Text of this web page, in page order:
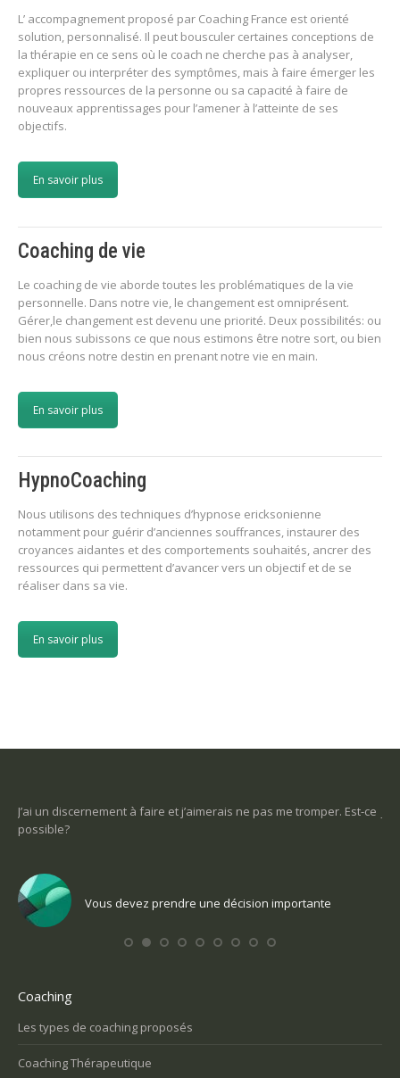
L’ accompagnement proposé par Coaching France est orienté
solution, personnalisé. Il peut bousculer certaines conceptions de
la thérapie en ce sens où le coach ne cherche pas à analyser,
expliquer ou interpréter des symptômes, mais à faire émerger les
propres ressources de la personne ou sa capacité à faire de
nouveaux apprentissages pour l’amener à l’atteinte de ses
objectifs.
En savoir plus
Coaching de vie
Le coaching de vie aborde toutes les problématiques de la vie
personnelle. Dans notre vie, le changement est omniprésent.
Gérer,le changement est devenu une priorité. Deux possibilités: ou
bien nous subissons ce que nous estimons être notre sort, ou bien
nous créons notre destin en prenant notre vie en main.
En savoir plus
HypnoCoaching
Nous utilisons des techniques d’hypnose ericksonienne
notamment pour guérir d’anciennes souffrances, instaurer des
croyances aidantes et des comportements souhaités, ancrer des
ressources qui permettent d’avancer vers un objectif et de se
réaliser dans sa vie.
En savoir plus
J’ai un discernement à faire et j’aimerais ne pas me tromper. Est-ce
possible?
Vous devez prendre une décision importante
Je
Coaching
Les types de coaching proposés
Coaching Thérapeutique